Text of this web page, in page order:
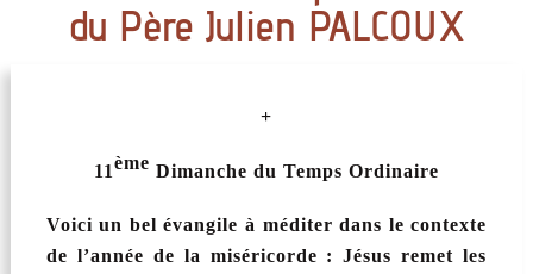
du Père Julien PALCOUX
+
11ème Dimanche du Temps Ordinaire
Voici un bel évangile à méditer dans le contexte
de l’année de la miséricorde : Jésus remet les